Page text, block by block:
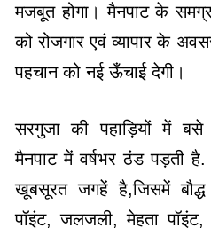
मजबूत होगा। मैनपाट के
को रोजगार एवं व्यापार के
पहचान को नई ऊँचाई देगी।
सरगुजा की पहाड़ियों में
मैनपाट में वर्षभर ठंड पड़ती
खूबसूरत जगहें है,जिसमें बौद्ध
पॉइंट, जलजली, मेहता